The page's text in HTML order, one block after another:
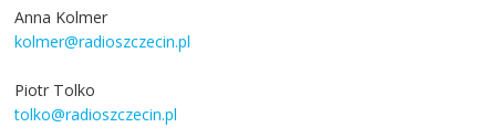
Anna Kolmer
kolmer@radioszczecin.pl
Piotr Tolko
tolko@radioszczecin.pl